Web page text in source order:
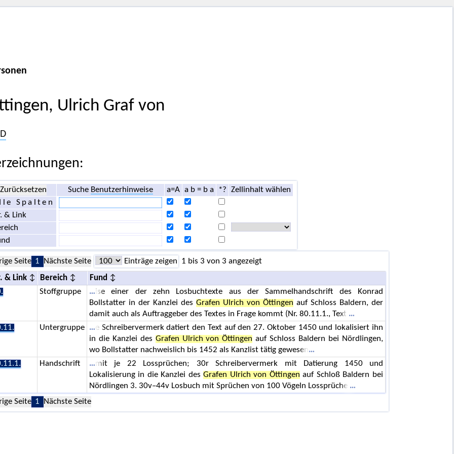
Ulrich Graf von
Zurücksetzen Suche Benutzerhinweise a=A a b = b a *?
Zellinhalt wählen
Spalten
& Link
Seite 1 Nächste Seite Einträge zeigen 1 bis 3 von 3 angezeigt
& Link Bereich
Fund
Stoffgruppe
ise einer der zehn Losbuchtexte aus der Sammelhandschrift des Konrad
Bollstatter in der Kanzlei des Grafen Ulrich von Öttingen auf Schloss Baldern, der
damit auch als Auftraggeber des Textes in Frage kommt (Nr. 80.11.1., Text
Untergruppe
e Schreibervermerk datiert den Text auf den 27. Oktober 1450 und lokalisiert ihn
in die Kanzlei des Grafen Ulrich von Öttingen auf Schloss Baldern bei Nördlingen,
wo Bollstatter nachweislich bis 1452 als Kanzlist tätig gewesen
Handschrift
mit je 22 Lossprüchen; 30r Schreibervermerk mit Datierung 1450 und
Lokalisierung in die Kanzlei desGrafen Ulrich von Öttingen auf Schloß Baldern bei
Nördlingen 3. 30v–44v Losbuch mit Sprüchen von 100 Vögeln Lossprüche
Seite 1 Nächste Seite